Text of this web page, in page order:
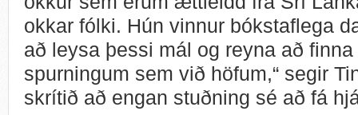
okkar fólki. Hún vinnur bókstaflega
að leysa þessi mál og reyna að
spurningum sem við höfum,“ segir
skrítið að engan stuðning sé að fá